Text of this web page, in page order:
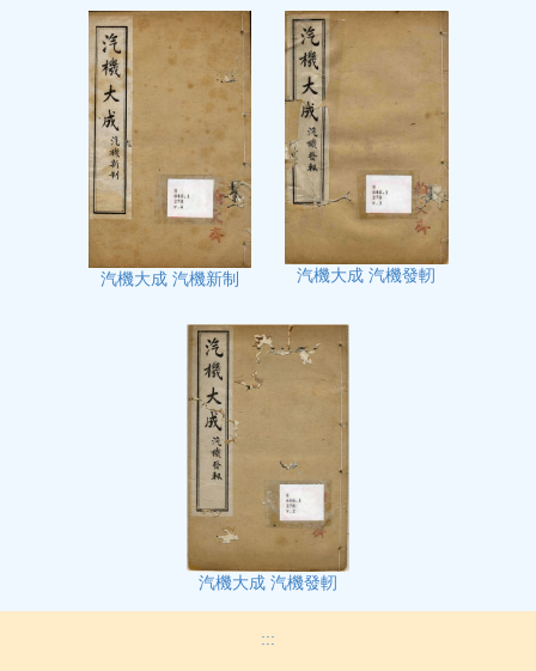
汽機大成 汽機新制 汽機大成 汽機發軔
汽機大成 汽機發軔
:::